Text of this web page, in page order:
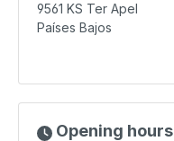
9561 KS Ter Apel
Países Bajos
Opening hours